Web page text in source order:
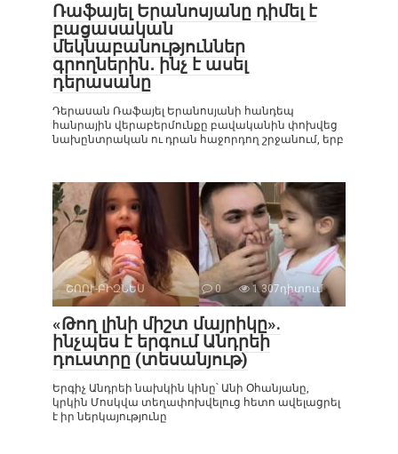
Ռաֆայել Երանոսյանը դիմել է
բացասական
մեկնաբանություններ
գրողներին․ ինչ է ասել
դերասանը
Դերասան Ռաֆայել Երանոսյանի հանդեպ
հանրային վերաբերմունքը բավականին փոխվեց
նախընտրական ու դրան հաջորդող շրջանում, երբ
ՇՈՈՒ-ԲԻԶՆԵՍ 0 1 307դիտում
«Թող լինի միշտ մայրիկը».
ինչպես է երգում Անդրեի
դուստրը (տեսանյութ)
Երգիչ Անդրեի նախկին կինը՝ Անի Օհանյանը,
կրկին Մոսկվա տեղափոխվելուց հետո ավելացրել
է իր ներկայությունը